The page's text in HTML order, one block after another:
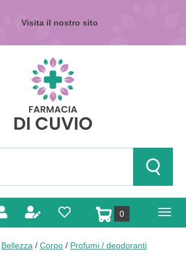
Visita il nostro sito
Cerca
0prodotti
inseriti
Bellezza / Corpo / Profumi / deodoranti